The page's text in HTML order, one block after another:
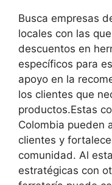
Busca empresas
locales con las
descuentos en
específicos para
apoyo en la
los clientes que
productos.Estas
Colombia pueden
clientes y
comunidad. Al
estratégicas con